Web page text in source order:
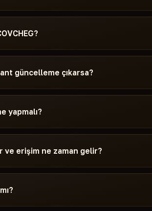
bağlantısı ve şuna özel talimat alırsın:
Boot ayarları ve başlatma sırası dahil.
test edilir: Valorant
- Undetected / Güncelleniyor / Risk. Oyun
durum değişirse hile, fix çıkana kadar
güncelleme çıkarsa?
içinde güncelliyoruz. Abonelik
hile tekrar katalogda görünür.
yapmalı?
yaz. Sorunların çoğu 15 dakikada
antivirüs. Destek ekibi iyi biliyor
ve erişim ne zaman gelir?
ödeme sistemleriyle ödeme. Ödeme
gelir - genellikle birkaç dakika içinde.